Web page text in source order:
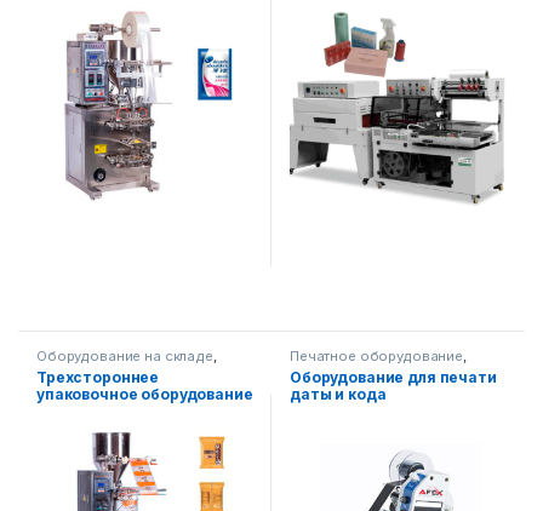
для вертикальных жидких
продуктов
Оборудование на складе
Упаковочное оборудование
Вертикальная упаковка
Трехстороннее
упаковочное оборудование
Печатное оборудование
Оборудование на складе
Упаковочное оборудование
Оборудование для печати
даты и кода